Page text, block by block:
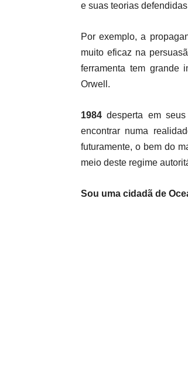
e suas teorias
Por exemplo, a
muito eficaz na
ferramenta tem grande
Orwell.
1984 desperta em
encontrar numa
futuramente, o bem do
meio deste regime
Sou uma cidadã de